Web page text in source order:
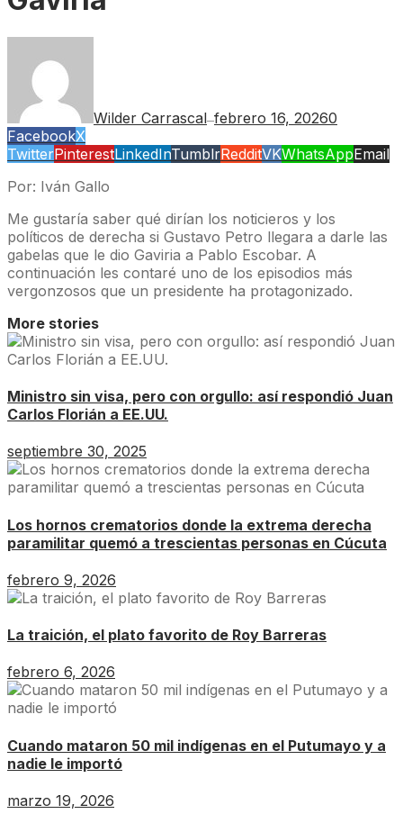
Wilder Carrascal—febrero 16, 20260
FacebookX
TwitterPinterestLinkedInTumblrRedditVKWhatsAppEmail
Por: Iván Gallo
Me gustaría saber qué dirían los noticieros y los
políticos de derecha si Gustavo Petro llegara a darle las
gabelas que le dio Gaviria a Pablo Escobar. A
continuación les contaré uno de los episodios más
vergonzosos que un presidente ha protagonizado.
More stories
Ministro sin visa, pero con orgullo: así respondió Juan
Carlos Florián a EE.UU.
septiembre 30, 2025
Los hornos crematorios donde la extrema derecha
paramilitar quemó a trescientas personas en Cúcuta
febrero 9, 2026
La traición, el plato favorito de Roy Barreras
febrero 6, 2026
Cuando mataron 50 mil indígenas en el Putumayo y a
nadie le importó
marzo 19, 2026